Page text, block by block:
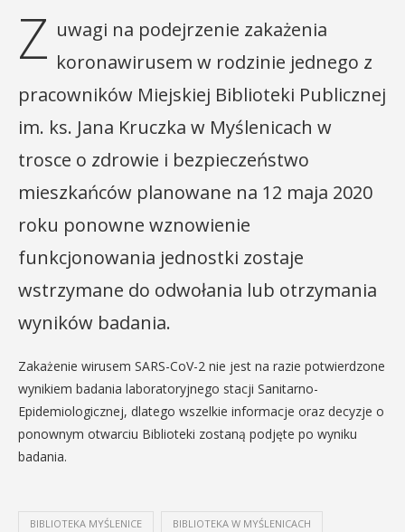
Z uwagi na podejrzenie zakażenia
koronawirusem w rodzinie jednego z
pracowników Miejskiej Biblioteki Publicznej
im. ks. Jana Kruczka w Myślenicach w
trosce o zdrowie i bezpieczeństwo
mieszkańców planowane na 12 maja 2020
roku ponowne wznowienie
funkcjonowania jednostki zostaje
wstrzymane do odwołania lub otrzymania
wyników badania.
Zakażenie wirusem SARS-CoV-2 nie jest na razie potwierdzone
wynikiem badania laboratoryjnego stacji Sanitarno-
Epidemiologicznej, dlatego wszelkie informacje oraz decyzje o
ponownym otwarciu Biblioteki zostaną podjęte po wyniku
badania.
BIBLIOTEKA MYŚLENICE BIBLIOTEKA W MYŚLENICACH